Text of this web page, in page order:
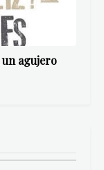
un agujero